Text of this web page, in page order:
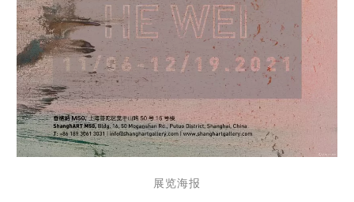
展览海报